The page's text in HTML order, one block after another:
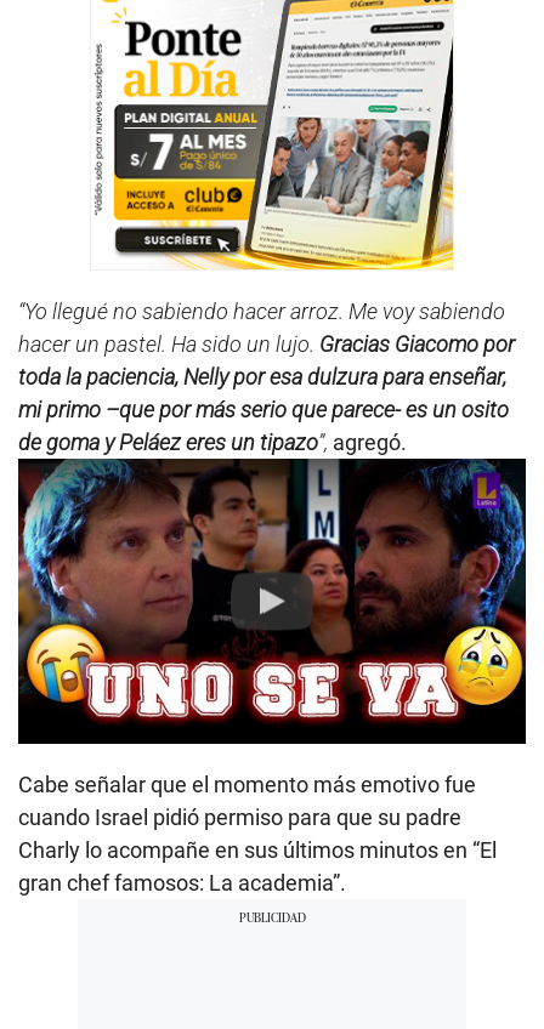
“Yo llegué no sabiendo hacer arroz. Me voy sabiendo
hacer un pastel. Ha sido un lujo. Gracias Giacomo por
toda la paciencia, Nelly por esa dulzura para enseñar,
mi primo –que por más serio que parece- es un osito
de goma y Peláez eres un tipazo”, agregó.
Play
Cabe señalar que el momento más emotivo fue
cuando Israel pidió permiso para que su padre
Charly lo acompañe en sus últimos minutos en “El
gran chef famosos: La academia”.